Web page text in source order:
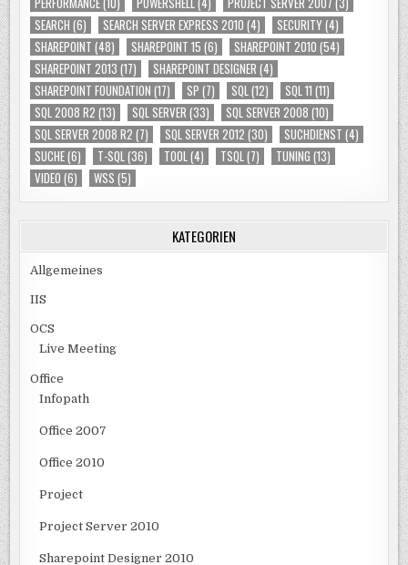
SEARCH (6) SEARCH SERVER EXPRESS 2010 (4) SECURITY(4)
SHAREPOINT (48) SHAREPOINT 15 (6) SHAREPOINT 2010 (54)
SHAREPOINT 2013 (17) SHAREPOINT DESIGNER (4)
SHAREPOINT FOUNDATION (17) SP (7) SQL (12) SQL 11 (11)
SQL 2008 R2 (13) SQL SERVER (33) SQL SERVER 2008 (10)
SQL SERVER 2008 R2 (7) SQL SERVER 2012 (30) SUCHDIENST (4)
SUCHE(6) T-SQL (36) TOOL (4) TSQL (7) TUNING (13)
VIDEO (6) WSS (5)
KATEGORIEN
Allgemeines
IIS
OCS
Live Meeting
Office
Infopath
Office 2007
Office 2010
Project
Project Server 2010
Sharepoint Designer 2010